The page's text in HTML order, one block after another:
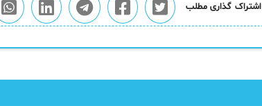
اشتراک گذاری مطلب